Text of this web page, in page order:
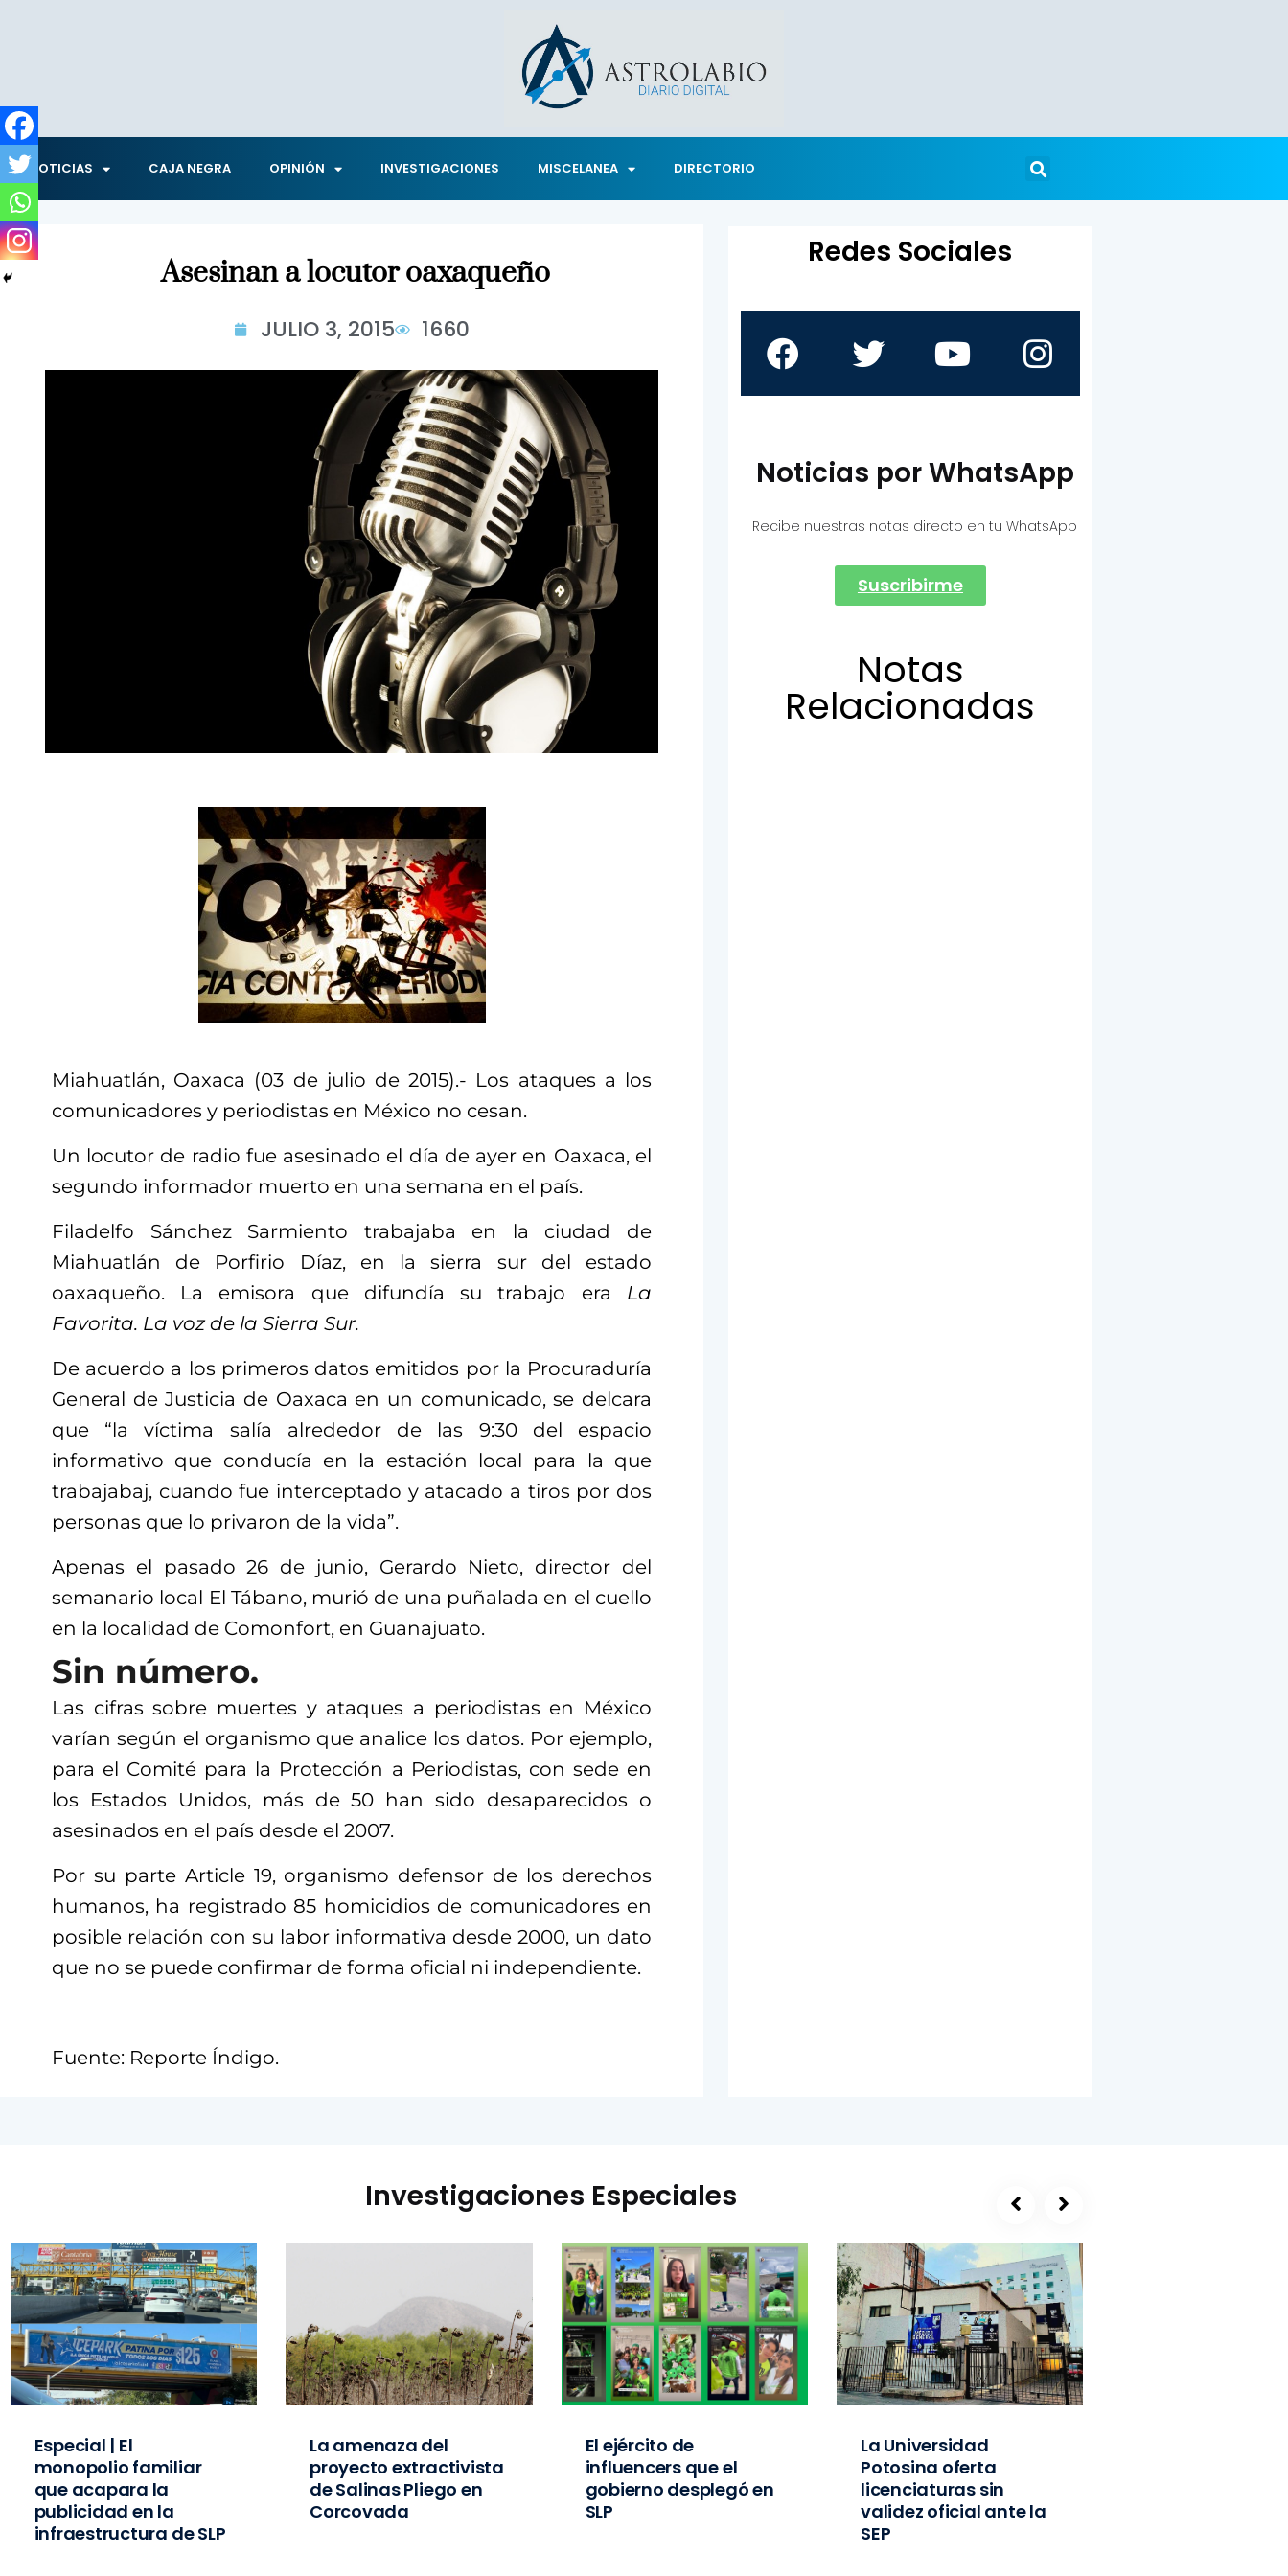
NOTICIAS CAJA NEGRA OPINIÓN INVESTIGACIONES MISCELANEA DIRECTORIO
Asesinan a locutor oaxaqueño
JULIO 3, 2015 1660
Miahuatlán, Oaxaca (03 de julio de 2015).- Los ataques a los
comunicadores y periodistas en México no cesan.
Un locutor de radio fue asesinado el día de ayer en Oaxaca, el
segundo informador muerto en una semana en el país.
Filadelfo Sánchez Sarmiento trabajaba en la ciudad de
Miahuatlán de Porfirio Díaz, en la sierra sur del estado
oaxaqueño. La emisora que difundía su trabajo era La
Favorita. La voz de la Sierra Sur.
De acuerdo a los primeros datos emitidos por la Procuraduría
General de Justicia de Oaxaca en un comunicado, se delcara
que “la víctima salía alrededor de las 9:30 del espacio
informativo que conducía en la estación local para la que
trabajabaj, cuando fue interceptado y atacado a tiros por dos
personas que lo privaron de la vida”.
Apenas el pasado 26 de junio, Gerardo Nieto, director del
semanario local El Tábano, murió de una puñalada en el cuello
en la localidad de Comonfort, en Guanajuato.
Sin número.
Las cifras sobre muertes y ataques a periodistas en México
varían según el organismo que analice los datos. Por ejemplo,
para el Comité para la Protección a Periodistas, con sede en
los Estados Unidos, más de 50 han sido desaparecidos o
asesinados en el país desde el 2007.
Por su parte Article 19, organismo defensor de los derechos
humanos, ha registrado 85 homicidios de comunicadores en
posible relación con su labor informativa desde 2000, un dato
que no se puede confirmar de forma oficial ni independiente.
Fuente: Reporte Índigo.
Redes Sociales
Noticias por WhatsApp
Recibe nuestras notas directo en tu WhatsApp
Suscribirme
Notas
Relacionadas
Investigaciones Especiales
Especial | El
monopolio familiar
que acapara la
publicidad en la
infraestructura de SLP
La amenaza del
proyecto extractivista
de Salinas Pliego en
Corcovada
El ejército de
influencers que el
gobierno desplegó en
SLP
La Universidad
Potosina oferta
licenciaturas sin
validez oficial ante la
SEP